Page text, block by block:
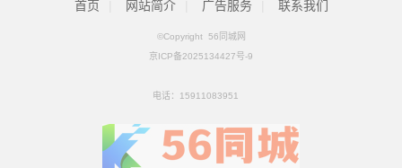
首页 网站简介 广告服务 联系我们
©Copyright 56同城网
京ICP备2025134427号-9
电话： 15911083951